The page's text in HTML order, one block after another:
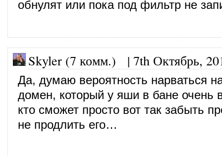
обнулят или пока под фильтр не
Skyler (7 комм.) | 7th Октябрь,
Да, думаю вероятность нарваться
домен, который у яши в бане
кто сможет просто вот так забыть
не продлить его…